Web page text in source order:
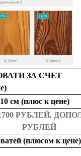
ЗА СЧЕТ
(плюс к цене)
РУБЛЕЙ,
РУБЛЕЙ
(плюсом к цене)